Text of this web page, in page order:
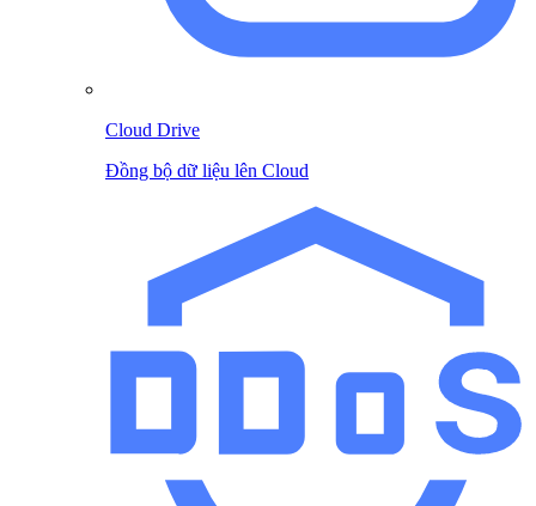
Cloud Drive
Đồng bộ dữ liệu lên Cloud